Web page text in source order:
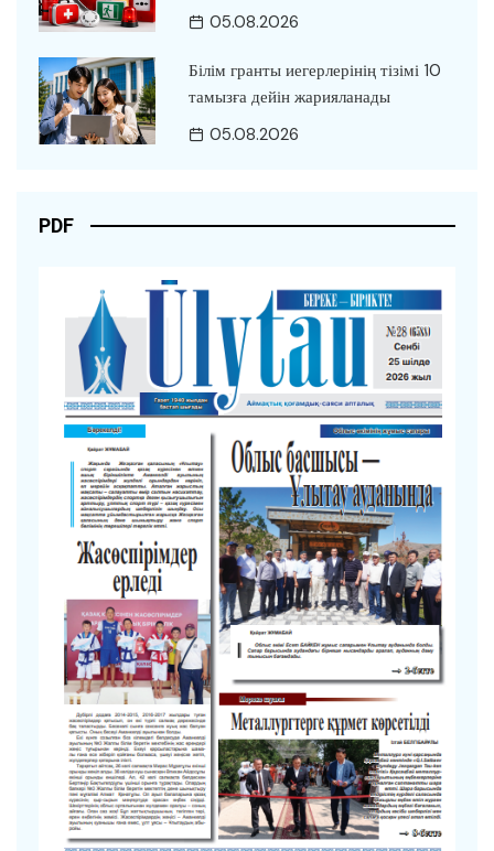
05.08.2026
Білім гранты иегерлерінің тізімі 10
тамызға дейін жарияланады
05.08.2026
PDF